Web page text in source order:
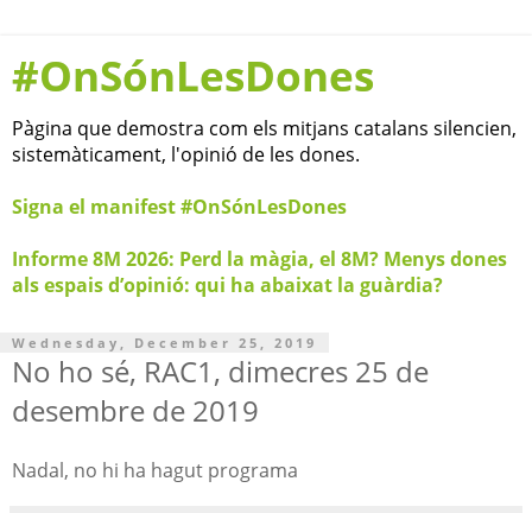
#OnSónLesDones
Pàgina que demostra com els mitjans catalans silencien,
sistemàticament, l'opinió de les dones.
Signa el manifest #OnSónLesDones
Informe 8M 2026: Perd la màgia, el 8M? Menys dones
als espais d’opinió: qui ha abaixat la guàrdia?
Wednesday, December 25, 2019
No ho sé, RAC1, dimecres 25 de
desembre de 2019
Nadal, no hi ha hagut programa